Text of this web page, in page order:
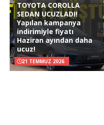
TOYOTA COROLLA
SEDAN UCUZLADI!
Yapılan kampanya
indirimiyle fiyatı
Haziran ayından daha
ucuz!
21 TEMMUZ 2026